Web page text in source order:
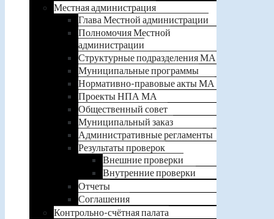
Местная администрация
Глава Местной администрации
Полномочия Местной
администрации
Структурные подразделения МА
Муниципальные программы
Нормативно-правовые акты МА
Проекты НПА МА
Общественный совет
Муниципальный заказ
Административные регламенты
Результаты проверок
Внешние проверки
Внутренние проверки
Отчеты
Соглашения
Контрольно-счётная палата